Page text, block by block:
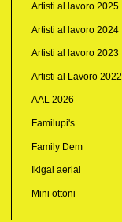
Artisti al lavoro 2025
Artisti al lavoro 2024
Artisti al lavoro 2023
Artisti al Lavoro 2022
AAL 2026
Familupi's
Family Dem
Ikigai aerial
Mini ottoni